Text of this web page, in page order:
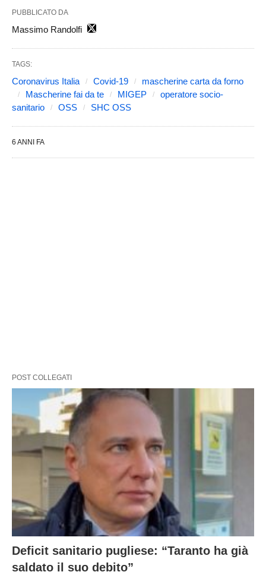
PUBBLICATO DA
Massimo Randolfi
TAGS:
Coronavirus Italia Covid-19
mascherine carta da forno
Mascherine fai da te
MIGEP
operatore socio-
sanitario
OSS SHC OSS
6 ANNI FA
POST COLLEGATI
Deficit sanitario pugliese: “Taranto ha già
saldato il suo debito”